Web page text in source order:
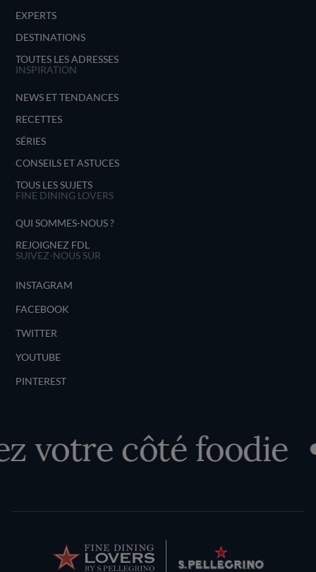
EXPERTS
DESTINATIONS
TOUTES LES ADRESSES
INSPIRATION
NEWS ET TENDANCES
RECETTES
SÉRIES
CONSEILS ET ASTUCES
TOUS LES SUJETS
FINE DINING LOVERS
QUI SOMMES-NOUS ?
REJOIGNEZ FDL
SUIVEZ-NOUS SUR
INSTAGRAM
FACEBOOK
TWITTER
YOUTUBE
PINTEREST
votre côté foodie